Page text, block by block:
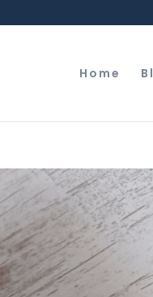
Home